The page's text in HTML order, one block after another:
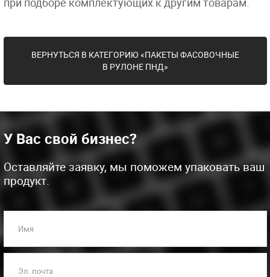
ВЕРНУТЬСЯ В КАТЕГОРИЮ «ПАКЕТЫ ФАСОВОЧНЫЕ
В РУЛОНЕ ПНД»
У Вас свой бизнес?
Оставляйте заявку, мы поможем упаковать ваш
продукт.
Имя
Эл. почта